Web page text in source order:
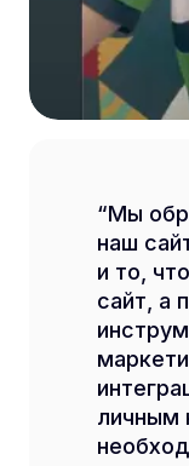
Мы
наш
и то,
сайт, а
личным